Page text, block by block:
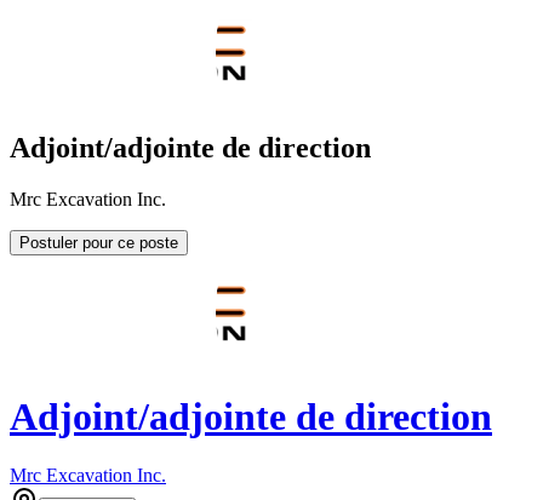
Adjoint/adjointe de direction
Mrc Excavation Inc.
Postuler pour ce poste
Adjoint/adjointe de direction
Mrc Excavation Inc.